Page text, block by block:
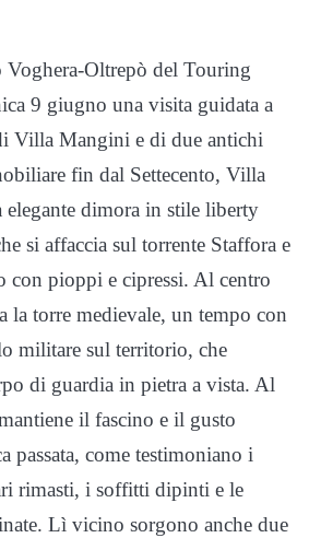
Oltrepò del Touring
9 giugno una visita guidata a
Villa Mangini e di due antichi
fin dal Settecento, Villa
dimora in stile liberty
si affaccia sul torrente Staffora e
con pioppi e cipressi. Al centro
la torre medievale, un tempo con
militare sul territorio, che
di guardia in pietra a vista. Al
il fascino e il gusto
passata, come testimoniano i
rimasti, i soffitti dipinti e le
Lì vicino sorgono anche due